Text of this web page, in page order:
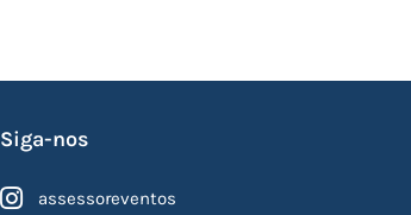
Siga-nos
assessoreventos